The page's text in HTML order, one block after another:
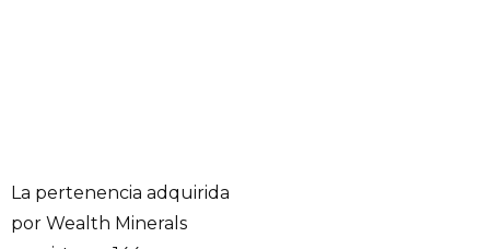
La pertenencia adquirida
por Wealth Minerals